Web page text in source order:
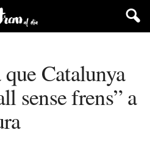
Catalunya
sense frens” a